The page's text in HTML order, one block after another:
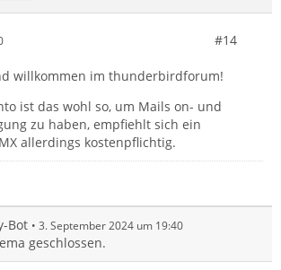
#14
willkommen im thunderbirdforum!
ist das wohl so, um Mails on- und
zu haben, empfiehlt sich ein
allerdings kostenpflichtig.
Bot 3. September 2024 um 19:40
geschlossen.